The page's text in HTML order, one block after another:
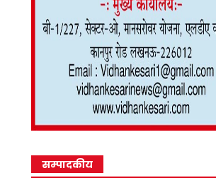
सम्पादकीय